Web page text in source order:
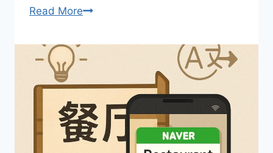
영
Read More혈
낮
추
음
식
2025